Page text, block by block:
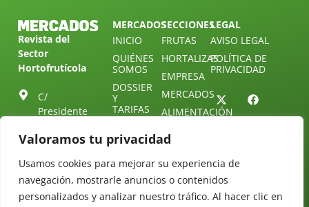
Valoramos tu privacidad
Usamos cookies para mejorar su experiencia de
navegación, mostrarle anuncios o contenidos
personalizados y analizar nuestro tráfico. Al hacer clic en
Revista del
Sector
Hortofrutícola
C/
Presidente
10.
Sevilla.
ESPAÑA
Tel: (+34) 954
MERCADOS
INICIO
QUIÉNES
SOMOS
DOSSIER
Y
TARIFAS
NEWSLETTER
SUSCRIPCIÓN
ÚNETE A
NUESTRO
TELEGRAM
SECCIONES
FRUTAS
HORTALIZAS
EMPRESA
MERCADOS
ALIMENTACIÓN
30 DE
30
DIRECTORIO
LEGAL
AVISO LEGAL
POLÍTICA DE
PRIVACIDAD
Diseño web:
Starenlared